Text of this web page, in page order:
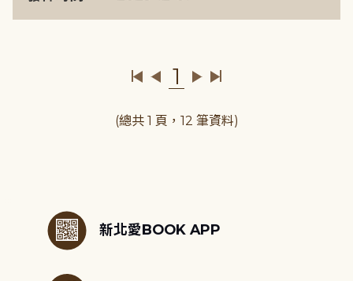
1
(總共 1 頁，12 筆資料)
新北愛BOOK APP